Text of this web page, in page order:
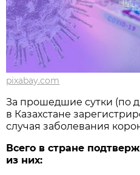
pixabay.com
За прошедшие сутки (по
в Казахстане
случая заболевания
Всего в стране
из них: